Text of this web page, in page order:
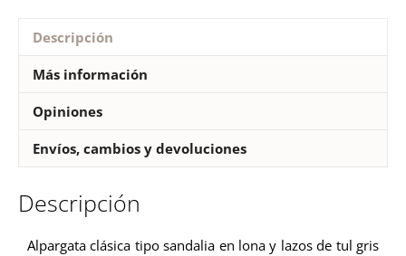
Descripción
Más información
Opiniones
Envíos, cambios y devoluciones
Descripción
Alpargata clásica tipo sandalia en lona y lazos de tul gris